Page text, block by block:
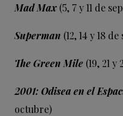
Mad Max (5, 7 y 11 de
Superman (12, 14 y 18
The Green Mile (19, 21
2001: Odisea en el
octubre)